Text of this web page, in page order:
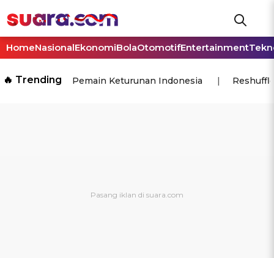
HomeNasionalEkonomiBolaOtomotifEntertainment
🔥 Trending Pemain Keturunan Indonesia